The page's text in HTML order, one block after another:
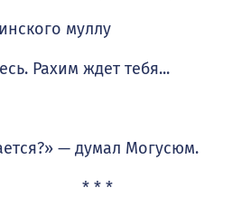
муллу
Рахим ждет тебя...
— ду­мал Могусюм.
* * *